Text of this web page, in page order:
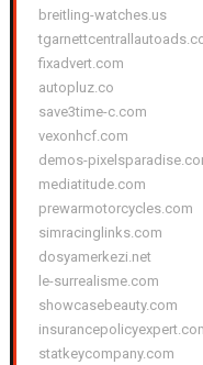
breitling-watches.us
fixadvert.com
autopluz.co
save3time-c.com
vexonhcf.com
demos-
mediatitude.com
prewarmotorcycles.com
simracinglinks.com
dosyamerkezi.net
le-surrealisme.com
showcasebeauty.com
statkeycompany.com